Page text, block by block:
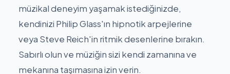
müzikal deneyim yaşamak istediğinizde,
kendinizi Philip Glass'ın hipnotik arpejlerine
veya Steve Reich'in ritmik desenlerine bırakın.
Sabırlı olun ve müziğin sizi kendi zamanına ve
mekanına taşımasına izin verin.